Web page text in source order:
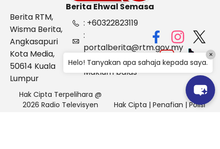
Berita Ehwal Semasa
Berita RTM,
Wisma Berita,
Angkasapuri
Kota Media,
50614 Kuala
Lumpur
: +60322823119
:
portalberita@rtm.gov.my
: Aduan &
Maklum balas
Hak Cipta Terpelihara @
2026 Radio Televisyen
Hak Cipta | Penafian | Polisi
Helo! Tanyakan apa sahaja kepada saya.
×